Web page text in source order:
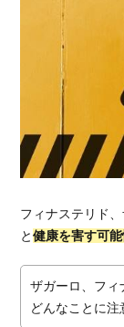
フィナステリド
と健康を害す可
ザガーロ、フィ
どんなことに